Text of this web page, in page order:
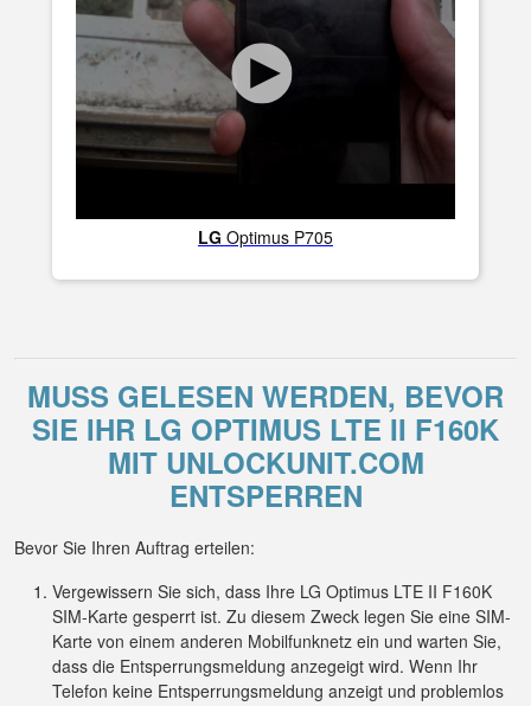
LG Optimus P705
MUSS GELESEN WERDEN, BEVOR
SIE IHR LG OPTIMUS LTE II F160K
MIT UNLOCKUNIT.COM
ENTSPERREN
Bevor Sie Ihren Auftrag erteilen:
Vergewissern Sie sich, dass Ihre LG Optimus LTE II F160K
SIM-Karte gesperrt ist. Zu diesem Zweck legen Sie eine SIM-
Karte von einem anderen Mobilfunknetz ein und warten Sie,
dass die Entsperrungsmeldung anzegeigt wird. Wenn Ihr
Telefon keine Entsperrungsmeldung anzeigt und problemlos